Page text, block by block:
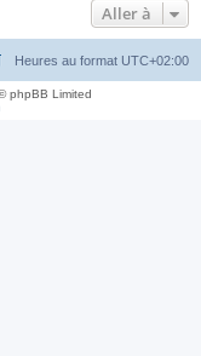
Aller à
Heures au format UTC+02:00
phpBB Limited